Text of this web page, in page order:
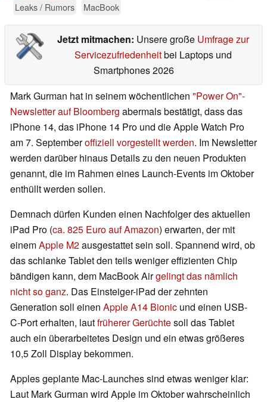
Leaks / Rumors
MacBook
Jetzt mitmachen: Unsere große Umfrage zur
Servicezufriedenheitbei Laptops und
Smartphones 2026
Mark Gurman hat in seinem wöchentlichen "Power On"-
Newsletter auf Bloomberg abermals bestätigt, dass das
iPhone 14, das iPhone 14 Pro und die Apple Watch Pro
am 7. Septemberoffiziell vorgestellt werden. Im Newsletter
werden darüber hinaus Details zu den neuen Produkten
genannt, die im Rahmen eines Launch-Events im Oktober
enthüllt werden sollen.
Demnach dürfen Kunden einen Nachfolger des aktuellen
iPad Pro (ca. 825 Euro auf Amazon) erwarten, der mit
einemApple M2ausgestattet sein soll. Spannend wird, ob
das schlanke Tablet den teils weniger effizienten Chip
bändigen kann, dem MacBook Airgelingt das nämlich
nicht so ganz. Das Einsteiger-iPad der zehnten
Generation soll einen Apple A14 Bionic und einen USB-
C-Port erhalten, lautfrüherer Gerüchtesoll das Tablet
auch ein überarbeitetes Design und ein etwas größeres
10,5 Zoll Display bekommen.
Apples geplante Mac-Launches sind etwas weniger klar:
Laut Mark Gurman wird Apple im Oktober wahrscheinlich